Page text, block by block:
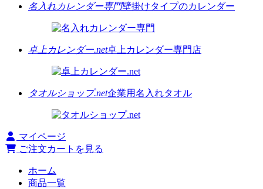
名入れカレンダー専門壁掛けタイプのカレンダー
卓上カレンダー.net卓上カレンダー専門店
タオルショップ.net企業用名入れタオル
マイページ
ご注文カートを見る
ホーム
商品一覧